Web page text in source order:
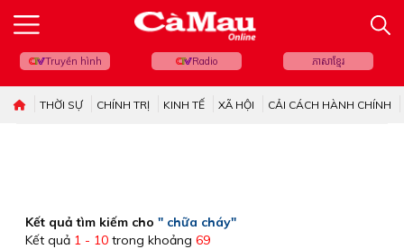
Truyền hình Radio ភាសាខ្មែរ
THỜI SỰ CHÍNH TRỊ KINH TẾ XÃ HỘI CẢI CÁCH HÀNH CHÍNH
Kết quả tìm kiếm cho " chữa cháy"
Kết quả 1 - 10 trong khoảng 69